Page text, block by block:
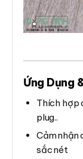
Ứng Dụng
Thích hợp
plug..
Cảm nhận
sắc nét